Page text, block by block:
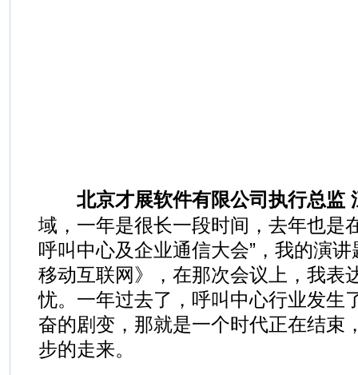
北京才展软件有限公司执行总监
域，一年是很长一段时间，去年也是
呼叫中心及企业通信大会”，我的演
移动互联网》，在那次会议上，我表
忧。一年过去了，呼叫中心行业发生
奋的剧变，那就是一个时代正在结束
步的走来。